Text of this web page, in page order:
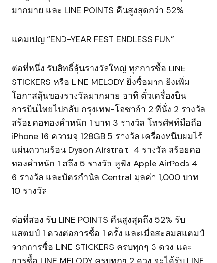
มากมาย และ LINE POINTS คืนสูงสุดกว่า 52%
แคมเปญ “END-YEAR FEST ENDLESS FUN”
ต่อที่หนึ่ง รับสิทธิ์ลุ้นรางวัลใหญ่ ทุกการซื้อ LINE
STICKERS หรือ LINE MELODY ยิ่งซื้อมาก ยิ่งเพิ่ม
โอกาสลุ้นของรางวัลมากมาย อาทิ ตั๋วเครื่องบิน
การบินไทยไปกลับ กรุงเทพ-โอซาก้า 2 ที่นั่ง 2 รางวัล
สร้อยคอทองคำหนัก 1 บาท 3 รางวัล โทรศัพท์มือถือ
iPhone 16 ความจุ 128GB 5 รางวัล เครื่องหนีบผมไร้
แผ่นความร้อน Dyson Airstrait 4 รางวัล สร้อยคอ
ทองคำหนัก 1 สลึง 5 รางวัล หูฟัง Apple AirPods 4
6 รางวัล และบัตรกำนัล Central มูลค่า 1,000 บาท
10 รางวัล
ต่อที่สอง รับ LINE POINTS คืนสูงสุดถึง 52% รับ
แสตมป์ 1 ดวงต่อการซื้อ 1 ครั้ง และเมื่อสะสมสแตมป์
จากการซื้อ LINE STICKERS ครบทุกๆ 3 ดวง และ
การซื้อ LINE MELODY ครบทุกๆ 2 ดวง จะได้รับ LINE